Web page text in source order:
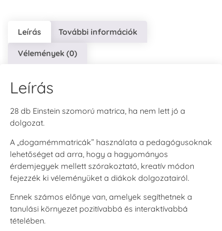
Leírás További információk
Vélemények (0)
Leírás
28 db Einstein szomorú matrica, ha nem lett jó a
dolgozat.
A „dogamémmatricák” használata a pedagógusoknak
lehetőséget ad arra, hogy a hagyományos
érdemjegyek mellett szórakoztató, kreatív módon
fejezzék ki véleményüket a diákok dolgozatairól.
Ennek számos előnye van, amelyek segíthetnek a
tanulási környezet pozitívabbá és interaktívabbá
tételében.